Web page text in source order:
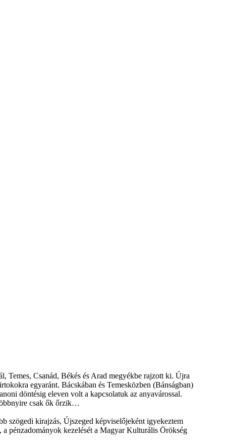
Temes, Csanád, Békés és Arad megyékbe rajzott ki. Újra
egyaránt. Bácskában és Temesközben (Bánságban)
döntésig eleven volt a kapcsolatuk az anyavárossal.
csak ők őrzik…
szögedi kirajzás, Újszeged képviselőjeként igyekeztem
pénzadományok kezelését a Magyar Kulturális Örökség